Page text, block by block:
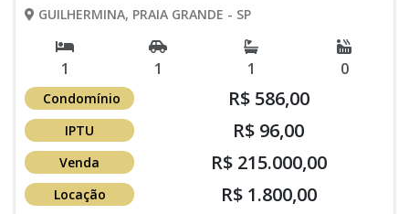
GUILHERMINA, PRAIA GRANDE - SP
1 1 1 0
Condomínio R$ 586,00
IPTU R$ 96,00
Venda R$ 215.000,00
Locação R$ 1.800,00